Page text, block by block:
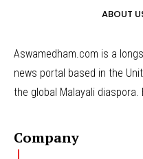
ABOUT
Aswamedham.com is a
news portal based in the
the global Malayali
Company